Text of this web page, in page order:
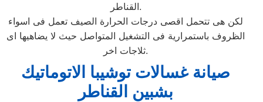
القناطر.
لكن هى تتحمل اقصى درجات الحرارة الصيف تعمل فى اسواء
الظروف باستمرارية فى التشغيل المتواصل حيث لا يضاهيها اى
ثلاجات اخر.
صيانة غسالات توشيبا الاتوماتيك
بشبين القناطر